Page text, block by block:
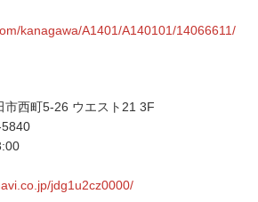
kanagawa/A1401/A140101/14066611/
西町5-26 ウエスト21 3F
jdg1u2cz0000/